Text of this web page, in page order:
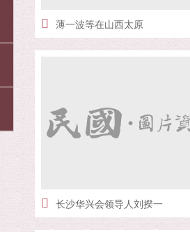
薄一波等在山西太原
长沙华兴会领导人刘揆一